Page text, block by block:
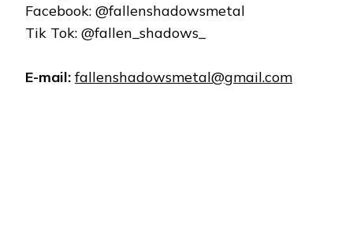
Facebook: @fallenshadowsmetal
Tik Tok: @fallen_shadows_
E-mail: fallenshadowsmetal@gmail.com